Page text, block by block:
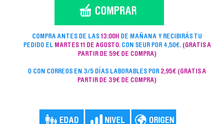
COMPRA ANTES DE LAS13:00H DE MAÑANA Y RECIBIRÁS TU
PEDIDO EL MARTES 11 DE AGOSTO. CON SEUR POR 4,50€. (GRATIS A
PARTIR DE 59€ DE COMPRA)
O CON CORREOS EN 3/5 DÍAS LABORABLES POR 2,95€ (GRATIS A
PARTIR DE 39€ DE COMPRA)